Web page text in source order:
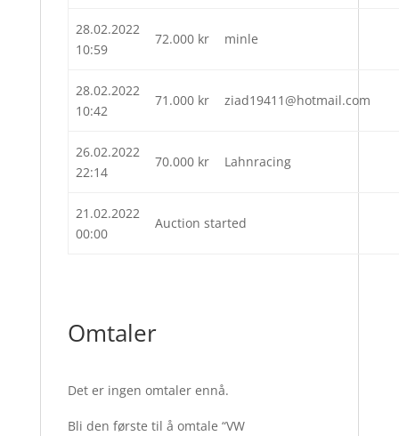
28.02.2022
10:59
72.000 kr minle
28.02.2022
10:42
71.000 kr ziad19411@hotmail.com
26.02.2022
22:14
70.000 kr Lahnracing
21.02.2022
00:00
Auction started
Omtaler
Det er ingen omtaler ennå.
Bli den første til å omtale “VW